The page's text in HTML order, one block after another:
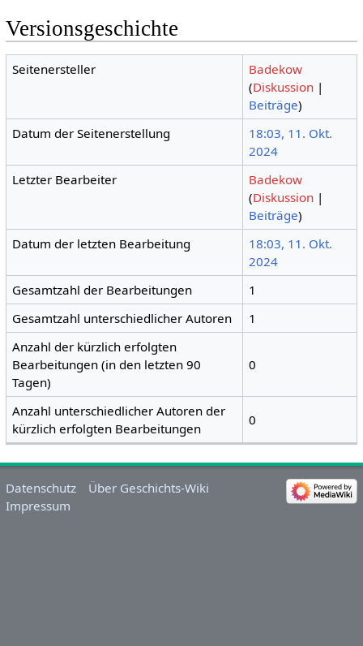
Versionsgeschichte
Seitenersteller
Badekow
(Diskussion |
Beiträge)
Datum der Seitenerstellung
18:03, 11. Okt.
2024
Letzter Bearbeiter
Badekow
(Diskussion |
Beiträge)
Datum der letzten Bearbeitung
18:03, 11. Okt.
2024
Gesamtzahl der Bearbeitungen
1
Gesamtzahl unterschiedlicher Autoren
1
Anzahl der kürzlich erfolgten
Bearbeitungen (in den letzten 90
Tagen)
0
Anzahl unterschiedlicher Autoren der
kürzlich erfolgten Bearbeitungen
0
Datenschutz
Über Geschichts-Wiki
Impressum